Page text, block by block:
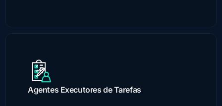
Agentes Executores de Tarefas